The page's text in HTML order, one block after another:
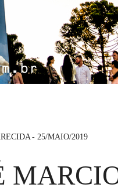
25/MAIO/2019